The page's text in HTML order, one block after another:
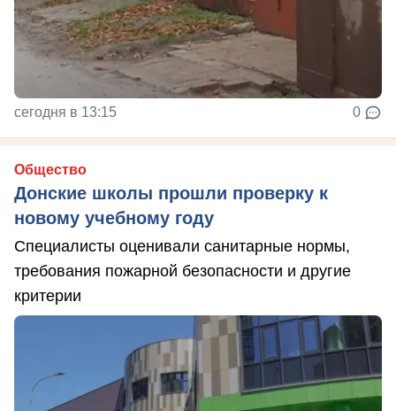
сегодня в 13:15 0
Общество
Донские школы прошли проверку к
новому учебному году
Специалисты оценивали санитарные нормы,
требования пожарной безопасности и другие
критерии